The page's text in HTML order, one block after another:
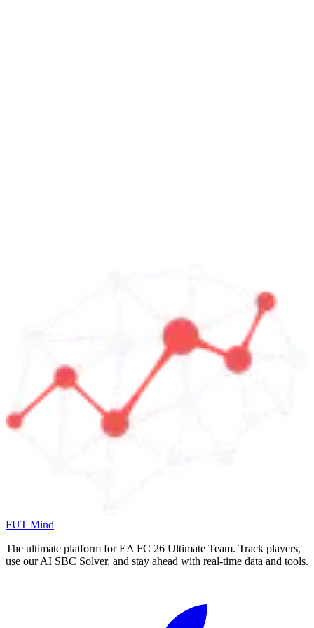
FUT Mind
The ultimate platform for EA FC 26 Ultimate Team. Track players,
use our AI SBC Solver, and stay ahead with real-time data and tools.